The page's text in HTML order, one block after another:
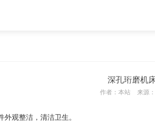
深孔珩磨机
作者： 本站 来源：
观整洁，清洁卫生。